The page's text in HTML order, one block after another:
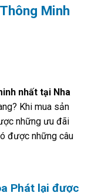
Minh
nhất tại Nha
Khi mua sản
những ưu đãi
được những câu
Phát lại được